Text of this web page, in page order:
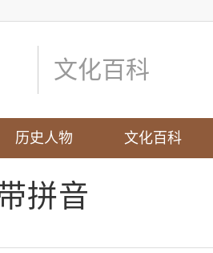
文化百科
历史人物 文化百科
拼音